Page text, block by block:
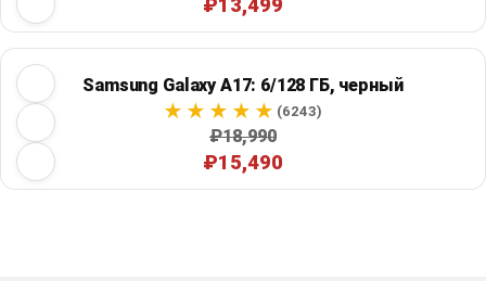
₽13,499
Samsung Galaxy A17: 6/128 ГБ, черный
(6243)
₽18,990
₽15,490